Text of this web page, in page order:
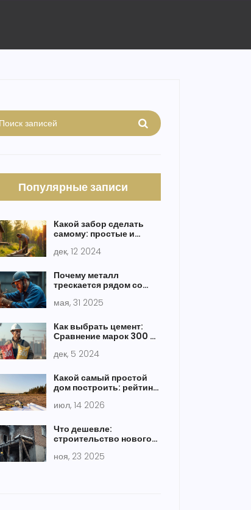
Популярные записи
Какой забор сделать
самому: простые и
дек, 12 2024
Почему металл
трескается рядом со
причины и решения
мая, 31 2025
Как выбрать цемент:
Сравнение марок 300 и
дек, 5 2024
Какой самый простой
дом построить: рейтинг
технологий для
июл, 14 2026
Что дешевле:
строительство нового
старого?
ноя, 23 2025